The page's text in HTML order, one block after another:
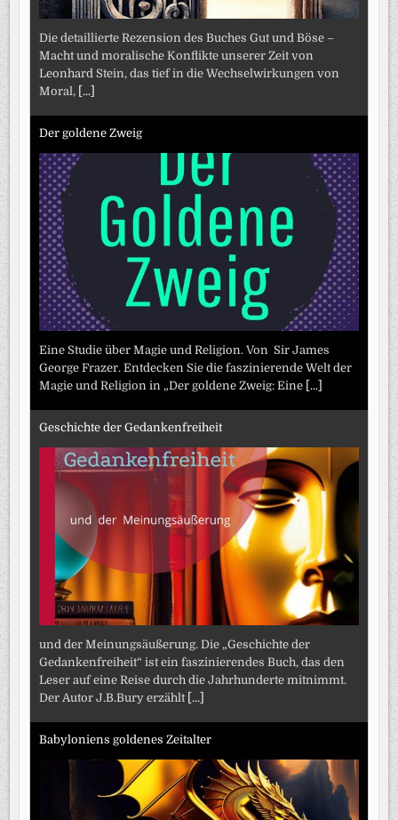
Die detaillierte Rezension des Buches Gut und Böse –
Macht und moralische Konflikte unserer Zeit von
Leonhard Stein, das tief in die Wechselwirkungen von
Moral, [...]
Der goldene Zweig
Eine Studie über Magie und Religion. Von Sir James
George Frazer. Entdecken Sie die faszinierende Welt der
Magie und Religion in „Der goldene Zweig: Eine [...]
Geschichte der Gedankenfreiheit
und der Meinungsäußerung. Die „Geschichte der
Gedankenfreiheit“ ist ein faszinierendes Buch, das den
Leser auf eine Reise durch die Jahrhunderte mitnimmt.
Der Autor J.B.Bury erzählt [...]
Babyloniens goldenes Zeitalter